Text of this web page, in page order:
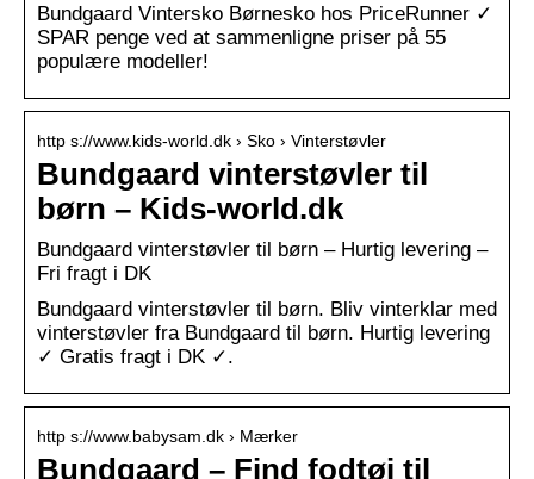
Bundgaard Vintersko Børnesko hos PriceRunner ✓
SPAR penge ved at sammenligne priser på 55
populære modeller!
http s://www.kids-world.dk › Sko › Vinterstøvler
Bundgaard vinterstøvler til
børn – Kids-world.dk
Bundgaard vinterstøvler til børn – Hurtig levering –
Fri fragt i DK
Bundgaard vinterstøvler til børn. Bliv vinterklar med
vinterstøvler fra Bundgaard til børn. Hurtig levering
✓ Gratis fragt i DK ✓.
http s://www.babysam.dk › Mærker
Bundgaard – Find fodtøj til